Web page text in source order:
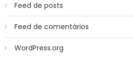
Feed de posts
Feed de comentários
WordPress.org